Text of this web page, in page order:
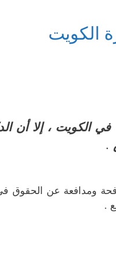
الكويت
في الكويت ، إلا أن
.
ومدافعة عن الحقوق
.